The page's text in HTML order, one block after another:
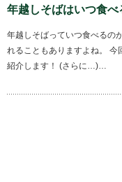
年越しそばはいつ食
年越しそばっていつ食べるの
れることもありますよね。 今
紹介します！ (さらに…)…